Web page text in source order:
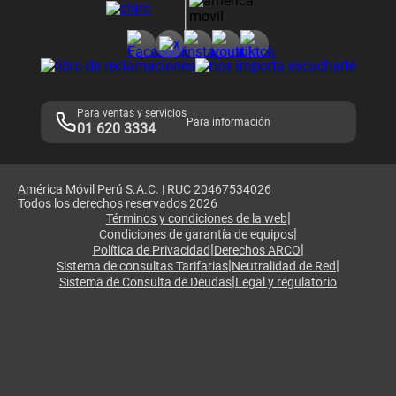
Adquirientes iPhone 6, 6S y SE
Mensaje de Seguridad
Términos y Condiciones de Tienda Claro
Libro de Reclamaciones
Para ventas y servicios
01 620 3334 Para información
América Móvil Perú S.A.C. | RUC 20467534026
Todos los derechos reservados 2026
Términos y condiciones de la web|
Condiciones de garantía de equipos|
Política de Privacidad|Derechos ARCO|
Sistema de consultas Tarifarias|Neutralidad de Red|
Sistema de Consulta de Deudas|Legal y regulatorio